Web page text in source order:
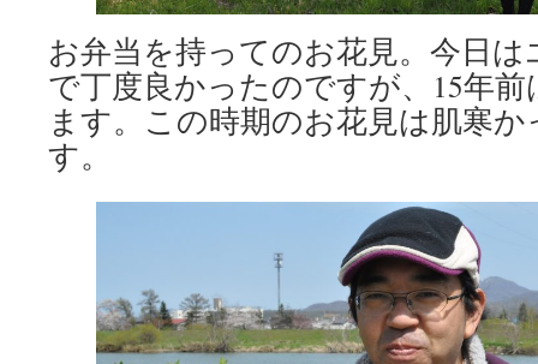
お弁当を持ってのお花見。今日
で丁度良かったのですが、15年
ます。この時期のお花見は肌寒
す。